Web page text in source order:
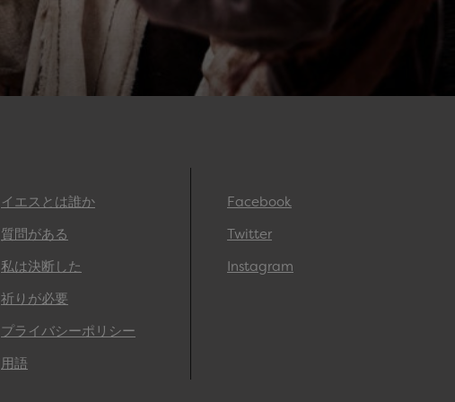
イエスとは誰か
質問がある
私は決断した
祈りが必要
プライバシーポリシー
用語
Facebook
Twitter
Instagram